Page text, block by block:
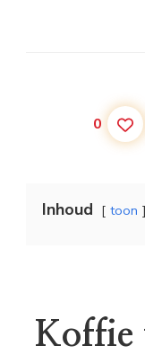
0
Inhoud toon
Koffie